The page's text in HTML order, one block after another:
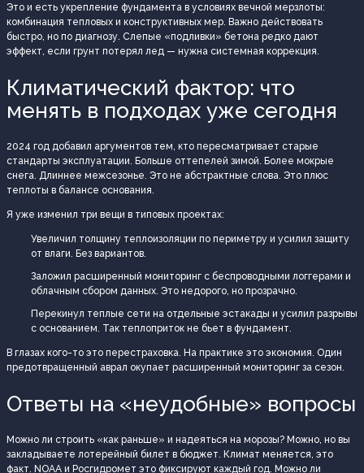
Это и есть укрепление фундамента в условиях вечной мерзлоты:
комбинация тепловых и конструктивных мер. Важно действовать
быстро, но по диагнозу. Слепые «подливки» бетона редко дают
эффект, если грунт потерял лед — нужна системная коррекция.
Климатический фактор: что
менять в подходах уже сегодня
2024 год добавил аргументов тем, кто пересматривает старые
стандарты эксплуатации. Больше оттепелей зимой. Более мокрые
снега. Длиннее межсезонье. Это не абстрактные слова. Это плюс
теплоты в балансе основания.
Я уже изменил три вещи в типовых проектах:
Увеличил толщину теплоизоляции по периметру и усилил защиту
от влаги. Без вариантов.
Заложил расширенный мониторинг с беспроводными логгерами и
облачным сбором данных. Это недорого, но прозрачно.
Перекинул теплые сети на отдельные эстакады и усилил разрывы
с основанием. Так теплоприток не бьет в фундамент.
В глазах кого-то это перестраховка. На практике это экономия. Один
предотвращенный аврал окупает расширенный мониторинг за сезон.
Ответы на «неудобные» вопросы
Можно ли строить «как раньше» и надеяться на морозы? Можно, но вы
закладываете лотерейный билет в бюджет. Климат меняется, это
факт. NOAA и Росгидромет это фиксируют каждый год. Можно ли